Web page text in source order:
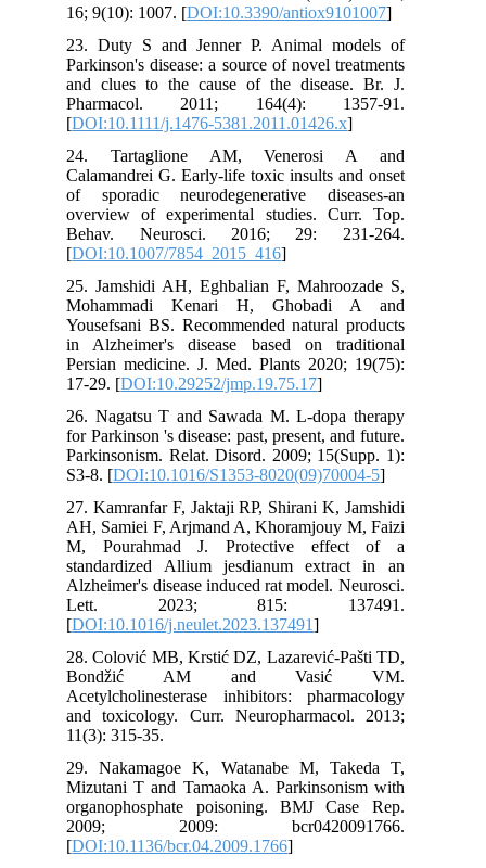
16; 9(10): 1007. [DOI:10.3390/antiox9101007
23. Duty S and Jenner P. Animal models of
Parkinson's disease: a source of novel treatments
and clues to the cause of the disease. Br. J.
Pharmacol. 2011; 164(4): 1357-91.
[DOI:10.1111/j.1476-5381.2011.01426.x
24. Tartaglione AM, Venerosi A and
Calamandrei G. Early-life toxic insults and onset
of sporadic neurodegenerative diseases-an
overview of experimental studies. Curr. Top.
Behav. Neurosci. 2016; 29: 231-264.
[DOI:10.1007/7854_2015_416
25. Jamshidi AH, Eghbalian F, Mahroozade S,
Mohammadi Kenari H, Ghobadi A and
Yousefsani BS. Recommended natural products
in Alzheimer's disease based on traditional
Persian medicine. J. Med. Plants 2020; 19(75):
17-29. [DOI:10.29252/jmp.19.75.17
26. Nagatsu T and Sawada M. L-dopa therapy
for Parkinson 's disease: past, present, and future.
Parkinsonism. Relat. Disord. 2009; 15(Supp. 1):
S3-8. [DOI:10.1016/S1353-8020(09)70004-5
27. Kamranfar F, Jaktaji RP, Shirani K, Jamshidi
AH, Samiei F, Arjmand A, Khoramjouy M, Faizi
M, Pourahmad J. Protective effect of a
standardized Allium jesdianum extract in an
Alzheimer's disease induced rat model. Neurosci.
Lett. 2023; 815: 137491.
[DOI:10.1016/j.neulet.2023.137491
28. Colović MB, Krstić DZ, Lazarević-Pašti TD,
Bondžić AM and Vasić VM.
Acetylcholinesterase inhibitors: pharmacology
and toxicology. Curr. Neuropharmacol. 2013;
11(3): 315-35.
29. Nakamagoe K, Watanabe M, Takeda T,
Mizutani T and Tamaoka A. Parkinsonism with
organophosphate poisoning. BMJ Case Rep.
2009; 2009: bcr0420091766.
[DOI:10.1136/bcr.04.2009.1766